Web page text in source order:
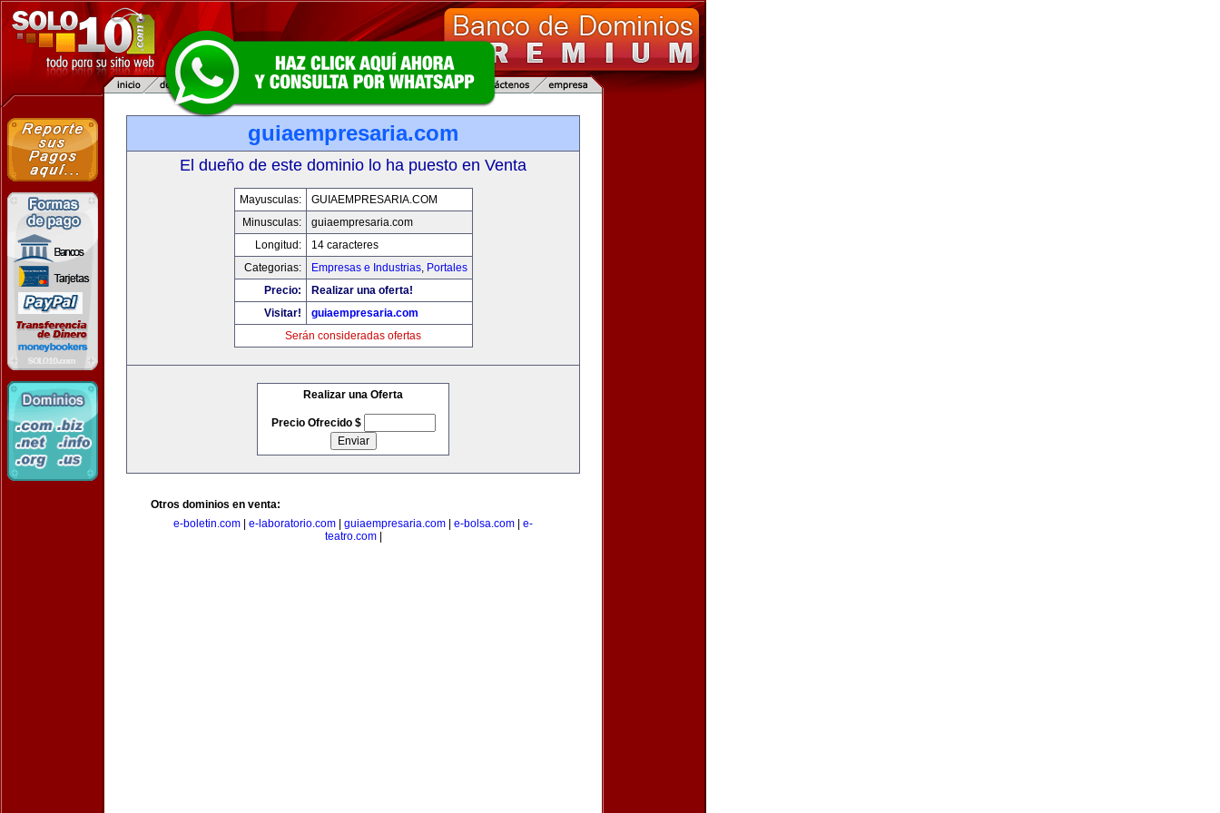
guiaempresaria.com
El dueño de este dominio lo ha puesto en Venta
Mayusculas:
GUIAEMPRESARIA.COM
Minusculas:
guiaempresaria.com
Longitud:
14 caracteres
Categorias:
Empresas e Industrias, Portales
Precio:
Realizar una oferta!
Visitar!
guiaempresaria.com
Serán consideradas ofertas
Realizar una Oferta
Precio Ofrecido $
Otros dominios en venta:
e-boletin.com
e-laboratorio.com guiaempresaria.com e-bolsa.com
e-
teatro.com|